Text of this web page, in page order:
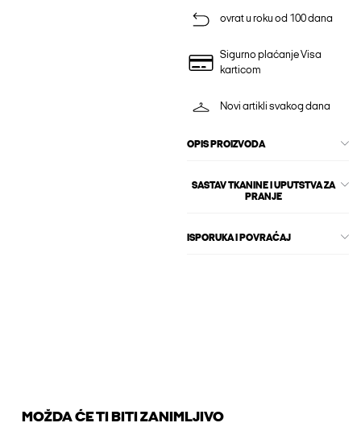
ovrat u roku od 100 dana
Sigurno plaćanje Visa
karticom
Novi artikli svakog dana
OPIS PROIZVODA
SASTAV TKANINE I UPUTSTVA ZA
PRANJE
ISPORUKA I POVRAĆAJ
MOŽDA ĆE TI BITI ZANIMLJIVO